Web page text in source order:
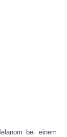
bei einem